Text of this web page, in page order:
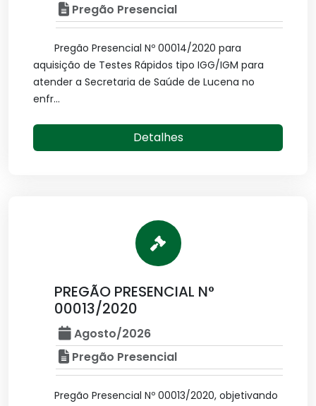
Pregão Presencial
Pregão Presencial Nº 00014/2020 para
aquisição de Testes Rápidos tipo IGG/IGM para
atender a Secretaria de Saúde de Lucena no
enfr...
Detalhes
PREGÃO PRESENCIAL N°
00013/2020
Agosto/2026
Pregão Presencial
Pregão Presencial Nº 00013/2020, objetivando